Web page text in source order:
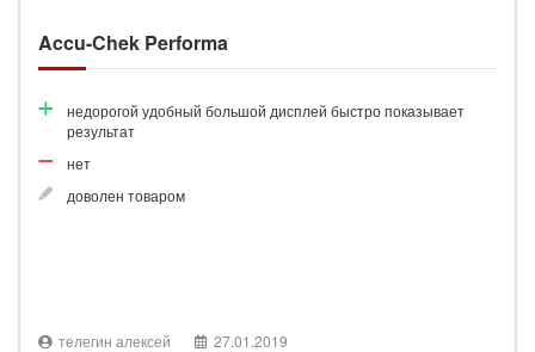
Accu-Chek Performa
недорогой удобный большой дисплей быстро показывает
результат
нет
доволен товаром
телегин алексей 27.01.2019